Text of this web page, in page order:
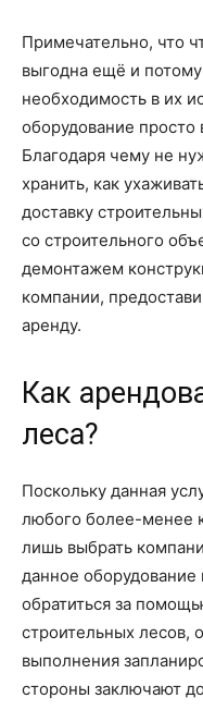
Примечательно, что
выгодна ещё и
необходимость в их
оборудование просто
Благодаря чему не
хранить, как
доставку
со строительного
демонтажем
компании,
аренду.
Как
леса?
Поскольку данная
любого более-менее
лишь выбрать
данное
обратиться за
строительных лесов,
выполнения
стороны заключают